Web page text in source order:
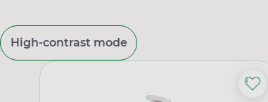
High-contrast mode